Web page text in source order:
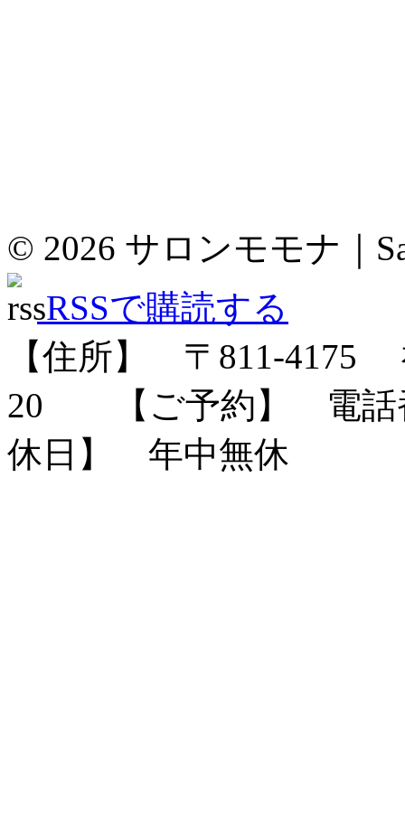
© 2026 サロンモモナ｜
RSSで購読する
【住所】 〒 811-4175
20 【ご予約】 電話
休日】 年中無休